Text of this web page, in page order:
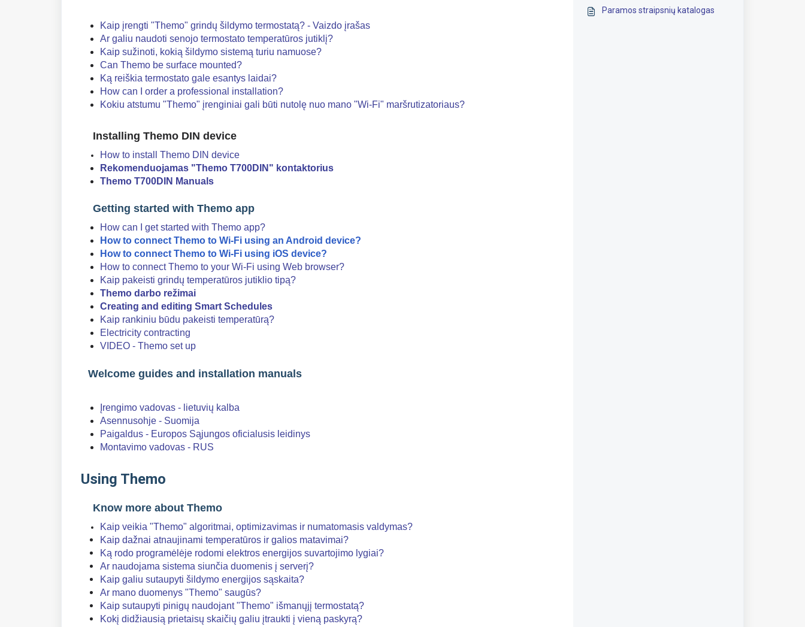
Kaip įrengti "Themo" grindų šildymo termostatą? - Vaizdo įrašas
Ar galiu naudoti senojo termostato temperatūros jutiklį?
Kaip sužinoti, kokią šildymo sistemą turiu namuose?
Can Themo be surface mounted?
Ką reiškia termostato gale esantys laidai?
How can I order a professional installation?
Kokiu atstumu "Themo" įrenginiai gali būti nutolę nuo mano "Wi-Fi" maršrutizatoriaus?
Installing Themo DIN device
How to install Themo DIN device
Rekomenduojamas "Themo T700DIN" kontaktorius
Themo T700DIN Manuals
Getting started with Themo app
How can I get started with Themo app?
How to connect Themo to Wi-Fi using an Android device?
How to connect Themo to Wi-Fi using iOS device?
How to connect Themo to your Wi-Fi using Web browser?
Kaip pakeisti grindų temperatūros jutiklio tipą?
Themo darbo režimai
Creating and editing Smart Schedules
Kaip rankiniu būdu pakeisti temperatūrą?
Electricity contracting
VIDEO - Themo set up
Welcome guides and installation manuals
Įrengimo vadovas - lietuvių kalba
Asennusohje - Suomija
Paigaldus - Europos Sąjungos oficialusis leidinys
Montavimo vadovas - RUS
Using Themo
Know more about Themo
Kaip veikia "Themo" algoritmai, optimizavimas ir numatomasis valdymas?
Kaip dažnai atnaujinami temperatūros ir galios matavimai?
Ką rodo programėlėje rodomi elektros energijos suvartojimo lygiai?
Ar naudojama sistema siunčia duomenis į serverį?
Kaip galiu sutaupyti šildymo energijos sąskaita?
Ar mano duomenys "Themo" saugūs?
Kaip sutaupyti pinigų naudojant "Themo" išmanųjį termostatą?
Kokį didžiausią prietaisų skaičių galiu įtraukti į vieną paskyrą?
Paramos straipsnių katalogas